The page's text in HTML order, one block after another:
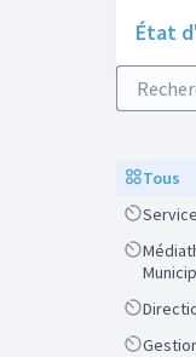
État
ScopeTous
Scope
Scope
Médiathèque et Archives
Scope
Scope